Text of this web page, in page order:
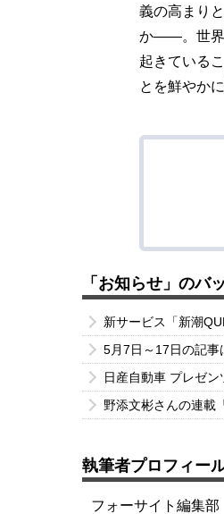
義の高まり
か――。世界
起きている
とを鮮やか
「お知らせ」のバ
新サービス「新潮
5月7日～17日の記事
日産自動車 プレゼ
野添文彬さんの連載
執筆者プロフィー
フォーサイト編集部